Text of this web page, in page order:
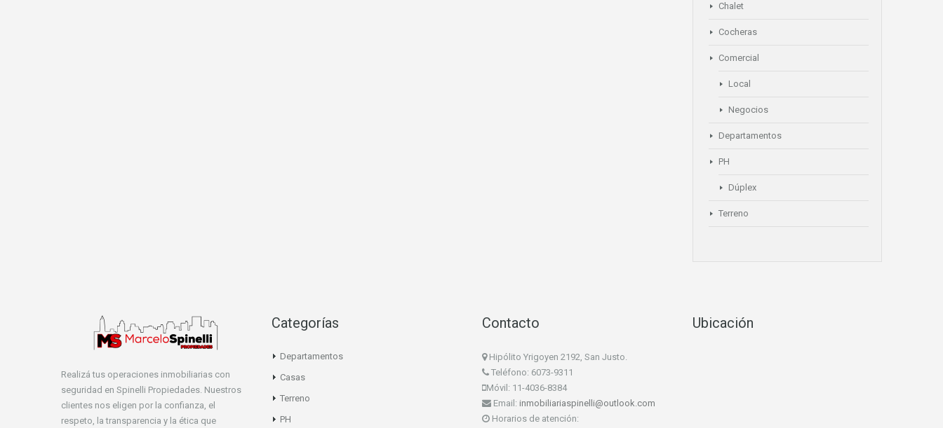
Chalet
Cocheras
Comercial
Local
Negocios
Departamentos
PH
Dúplex
Terreno
Realizá tus operaciones inmobiliarias con
seguridad en Spinelli Propiedades. Nuestros
clientes nos eligen por la confianza, el
respeto, la transparencia y la ética que
Categorías
Departamentos
Casas
Terreno
PH
Contacto
Hipólito Yrigoyen 2192, San Justo.
Teléfono: 6073-9311
Móvil: 11-4036-8384
Email: inmobiliariaspinelli@outlook.com
Horarios de atención:
Ubicación